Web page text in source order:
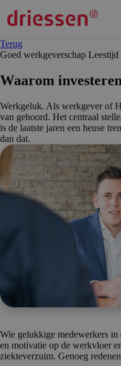
Terug
Goed werkgeverschap Leestijd
Waarom
Werkgeluk. Als werkgever of
van gehoord. Het centraal
is de laatste jaren een heuse
dan dat.
Wie gelukkige medewerkers
en motivatie op de werkvloer
ziekteverzuim. Genoeg